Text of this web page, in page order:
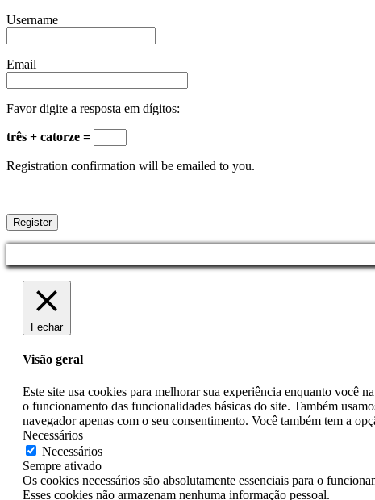
Username
Email
Favor digite a resposta em dígitos:
três + catorze =
Registration confirmation will be emailed to you.
Fechar
Visão geral
Este site usa cookies para melhorar sua experiência enquanto você
o funcionamento das funcionalidades básicas do site. Também
navegador apenas com o seu consentimento. Você também tem a
Necessários
Necessários
Sempre ativado
Os cookies necessários são absolutamente essenciais para o
Esses cookies não armazenam nenhuma informação pessoal.